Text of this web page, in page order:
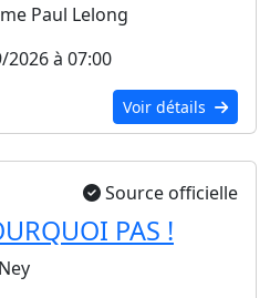
Paul Lelong
2026 à 07:00
Voir détails
Source officielle
PAS !